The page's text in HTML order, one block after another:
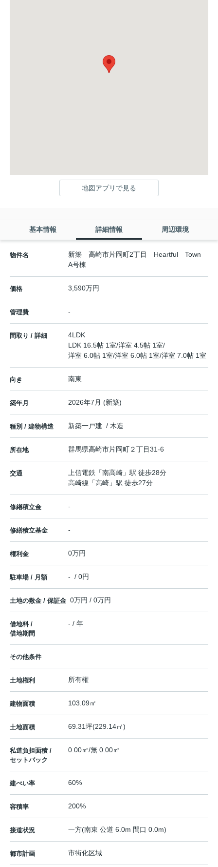
地図アプリで見る
基本情報 詳細情報 周辺環境
物件名
新築 高崎市片岡町2丁目 Heartful Town
A号棟
価格 3,590万円
管理費 -
間取り / 詳細
4LDK
LDK 16.5帖 1室/洋室 4.5帖 1室/
洋室 6.0帖 1室/洋室 6.0帖 1室/洋室 7.0帖 1室
向き 南東
築年月 2026年7月 (新築)
種別 / 建物構造 新築一戸建 / 木造
所在地 群馬県高崎市片岡町２丁目31-6
交通 上信電鉄 「南高崎 」駅 徒歩28分
高崎線 「高崎 」駅 徒歩27分
修繕積立金 -
修繕積立基金 -
権利金 0万円
駐車場 / 月額 - / 0円
土地の敷金 / 保証金 0万円 / 0万円
借地料 /
借地期間
- / 年
その他条件
土地権利 所有権
建物面積 103.09㎡
土地面積 69.31坪(229.14㎡)
私道負担面積 /
セットバック
0.00㎡/無 0.00㎡
建ぺい率 60%
容積率 200%
接道状況 一方(南東 公道 6.0m 間口 0.0m)
都市計画 市街化区域